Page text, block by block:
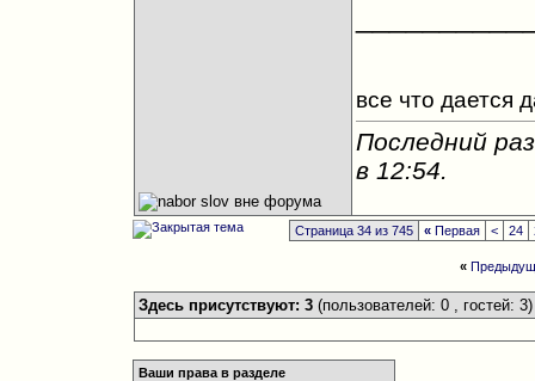
все что дается
Последний
в 12:54.
Страница 34 из 745 « Первая < 24
«
Здесь присутствуют: 3 (пользователей: 0 , гостей: 3)
Ваши права в разделе